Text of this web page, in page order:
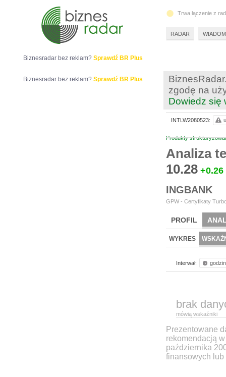
zgodę na
Dowiedz się
Produkty
Analiza
10.28 +0.26
INGBANK
GPW - Certyfikaty
PROFIL
WYKRES
Interwał:
brak
mówią wskaźniki
Prezentowane
rekomendacją
października
finansowych lub
INTLW2080523:
Biznesradar bez reklam? Sprawdź BR Plus
Biznesradar bez reklam? Sprawdź BR Plus
Trwa łączenie z
RADAR